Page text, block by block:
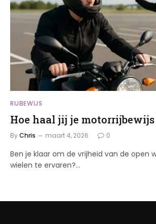
RIJBEWIJS
Hoe haal jij je motorrijbewijs
ByChris maart 4, 2026 0
Ben je klaar om de vrijheid van de open
wielen te ervaren?…